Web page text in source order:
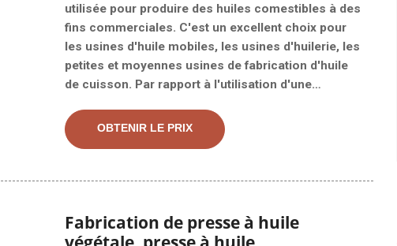
utilisée pour produire des huiles comestibles à des
fins commerciales. C'est un excellent choix pour
les usines d'huile mobiles, les usines d'huilerie, les
petites et moyennes usines de fabrication d'huile
de cuisson. Par rapport à l'utilisation d'une
efficace pour l'extraction de l'huile et de plus
grande taille. Utilisez l'huile de tournesol de la
machine de fabrication d'huile à vis utilisée pour
comestibles ou de biocarburant. 2.Nos presses à
huile peuvent traiter un grand nombre de graines
OBTENIR LE PRIX
Fabrication de presse à huile